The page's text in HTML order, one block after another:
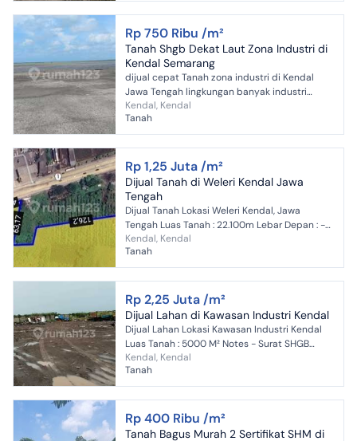
Rp 750 Ribu /m²
Tanah Shgb Dekat Laut Zona Industri di
Kendal Semarang
dijual cepat Tanah zona industri di Kendal
Jawa Tengah lingkungan banyak industri
sekitarnya belakang tanah adalah laut sangat
cocok buat jeti ata...
Kendal, Kendal
Tanah
Rp 1,25 Juta /m²
Dijual Tanah di Weleri Kendal Jawa
Tengah
Dijual Tanah Lokasi Weleri Kendal, Jawa
Tengah Luas Tanah : 22.100m Lebar Depan : -
Kendal, Kendal
Tanah
Rp 2,25 Juta /m²
Dijual Lahan di Kawasan Industri Kendal
Dijual Lahan Lokasi Kawasan Industri Kendal
Luas Tanah : 5000 M² Notes - Surat SHGB
sampai tahun 2045 - Lahan sudah di pagar
Kendal, Kendal
Tanah
Rp 400 Ribu /m²
Tanah Bagus Murah 2 Sertifikat SHM di